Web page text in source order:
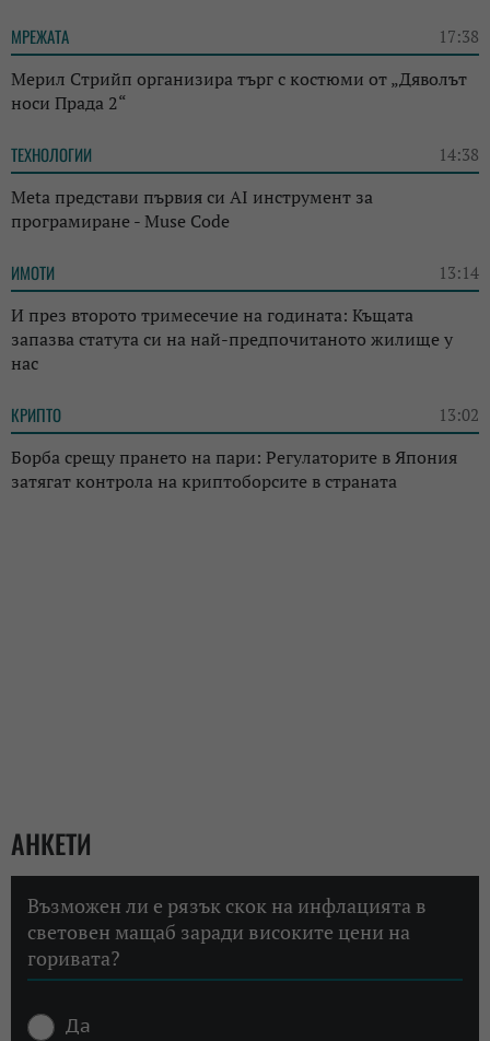
МРЕЖАТА 17:38
Мерил Стрийп организира търг с костюми от „Дяволът
носи Прада 2“
ТЕХНОЛОГИИ 14:38
Meta представи първия си AI инструмент за
програмиране - Muse Code
ИМОТИ 13:14
И през второто тримесечие на годината: Къщата
запазва статута си на най-предпочитаното жилище у
нас
КРИПТО 13:02
Борба срещу прането на пари: Регулаторите в Япония
затягат контрола на криптоборсите в страната
АНКЕТИ
Възможен ли е рязък скок на инфлацията в
световен мащаб заради високите цени на
горивата?
Да